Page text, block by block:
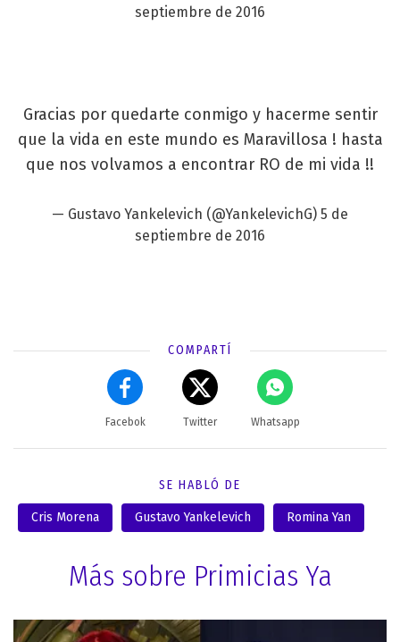
septiembre de 2016
Gracias por quedarte conmigo y hacerme sentir
que la vida en este mundo es Maravillosa ! hasta
que nos volvamos a encontrar RO de mi vida !!
— Gustavo Yankelevich (@YankelevichG) 5 de
septiembre de 2016
COMPARTÍ
Facebok Twitter Whatsapp
SE HABLÓ DE
Cris Morena Gustavo Yankelevich Romina Yan
Más sobre Primicias Ya